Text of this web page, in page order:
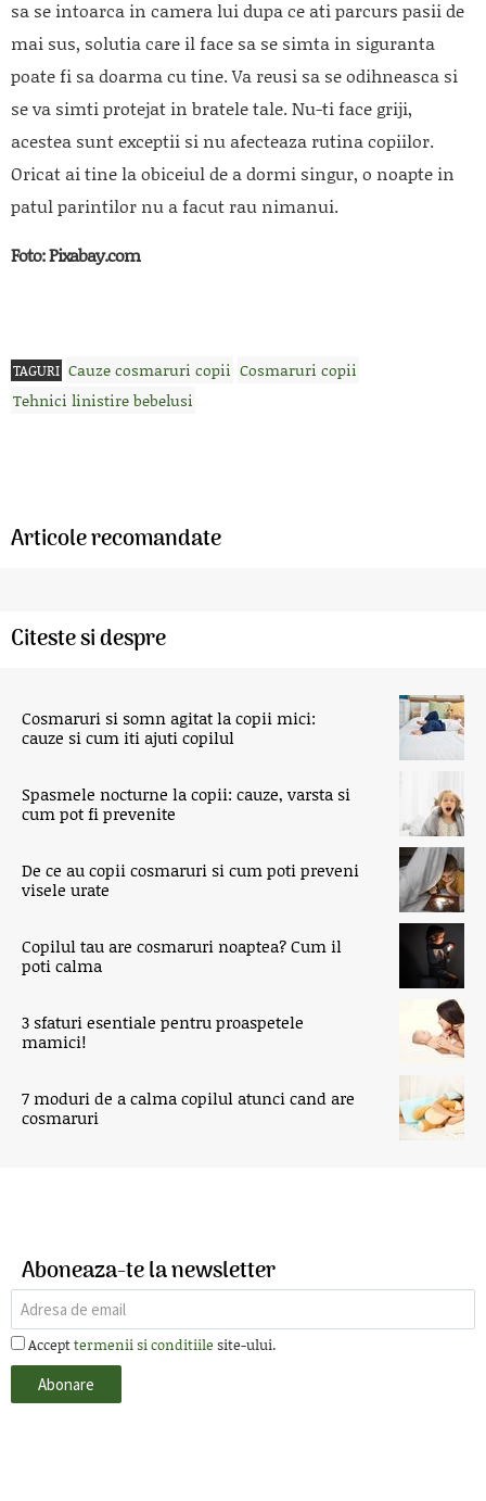
sa se intoarca in camera lui dupa ce ati parcurs pasii de
mai sus, solutia care il face sa se simta in siguranta
poate fi sa doarma cu tine. Va reusi sa se odihneasca si
se va simti protejat in bratele tale. Nu-ti face griji,
acestea sunt exceptii si nu afecteaza rutina copiilor.
Oricat ai tine la obiceiul de a dormi singur, o noapte in
patul parintilor nu a facut rau nimanui.
Foto: Pixabay.com
TAGURI Cauze cosmaruri copii Cosmaruri copii
Tehnici linistire bebelusi
Articole recomandate
Citeste si despre
Cosmaruri si somn agitat la copii mici:
cauze si cum iti ajuti copilul
Spasmele nocturne la copii: cauze, varsta si
cum pot fi prevenite
De ce au copii cosmaruri si cum poti preveni
visele urate
Copilul tau are cosmaruri noaptea? Cum il
poti calma
3 sfaturi esentiale pentru proaspetele
mamici!
7 moduri de a calma copilul atunci cand are
cosmaruri
Aboneaza-te la newsletter
Accepttermenii si conditiile site-ului.